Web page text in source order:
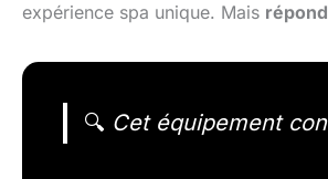
expérience spa unique. Mais
🔍 Cet équipement